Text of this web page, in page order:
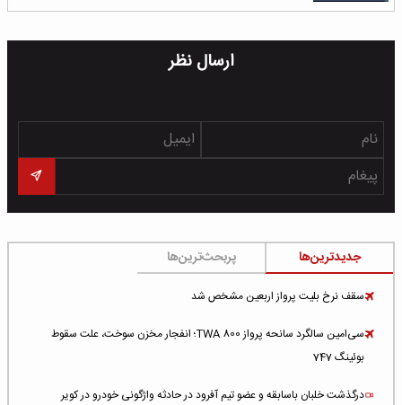
ارسال نظر
جدیدترین‌ها پربحث‌ترین‌ها
سقف نرخ بلیت پرواز اربعین مشخص شد
سی‌امین سالگرد سانحه پرواز TWA 800؛ انفجار مخزن سوخت، علت سقوط
بوئینگ 747
درگذشت خلبان باسابقه و عضو تیم آفرود در حادثه واژگونی خودرو در کویر